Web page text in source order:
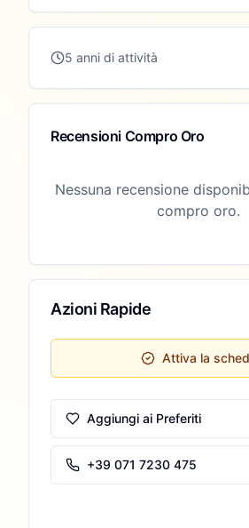
5 anni di attività
Recensioni Compro Oro
Nessuna recensione
compro oro.
Azioni Rapide
Attiva la
Aggiungi ai Preferiti
+39 071 7230 475